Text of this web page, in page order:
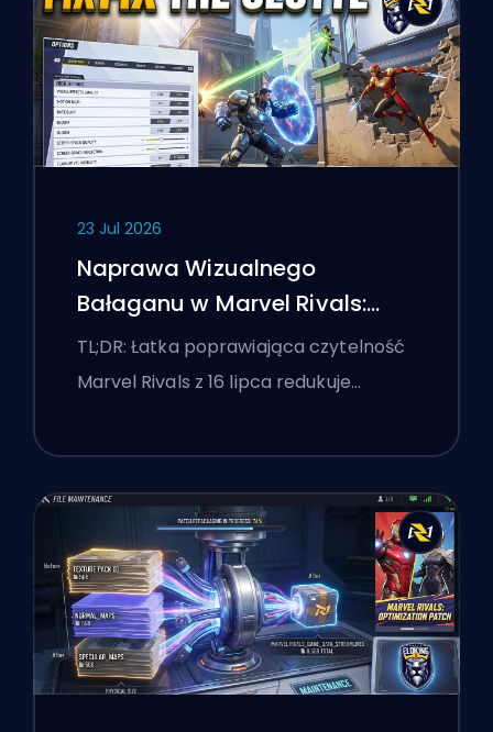
23 Jul 2026
Naprawa Wizualnego
Bałaganu w Marvel Rivals:
Najlepsze Ustawienia
Konkurencyjne Po Łatce z 16
TL;DR: Łatka poprawiająca czytelność
Marvel Rivals z 16 lipca redukuje…